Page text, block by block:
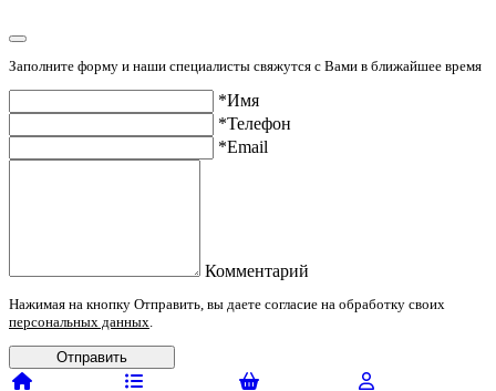
Заполните форму и наши специалисты свяжутся с Вами в ближайшее время
*Имя
*Телефон
*Email
Комментарий
Нажимая на кнопку Отправить, вы даете согласие на обработку своих
персональных данных.
Отправить